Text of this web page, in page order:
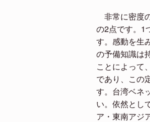
非常に密度
の2点です。1
す。感動を生
の予備知識は
ことによって
であり、この
す。台湾ベネ
い。依然とし
ア・東南アジ